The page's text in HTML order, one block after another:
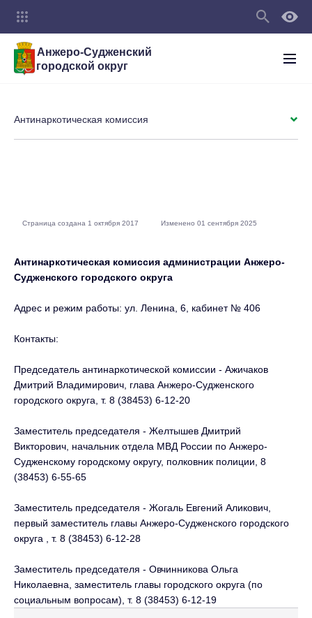
Анжеро-Судженский
городской округ
Антинаркотическая комиссия администрации Анжеро-
Судженского городского округа
Адрес и режим работы: ул. Ленина, 6, кабинет № 406
Контакты:
Председатель антинаркотической комиссии - Ажичаков
Дмитрий Владимирович, глава Анжеро-Судженского
городского округа, т. 8 (38453) 6-12-20
Заместитель председателя - Желтышев Дмитрий
Викторович, начальник отдела МВД России по Анжеро-
Судженскому городскому округу, полковник полиции, 8
(38453) 6-55-65
Заместитель председателя - Жогаль Евгений Аликович,
первый заместитель главы Анжеро-Судженского городского
округа , т. 8 (38453) 6-12-28
Заместитель председателя - Овчинникова Ольга
Николаевна, заместитель главы городского округа (по
социальным вопросам), т. 8 (38453) 6-12-19
Антинаркотическая комиссия
Страница создана 1 октября 2017 Изменено 01 сентября 2025